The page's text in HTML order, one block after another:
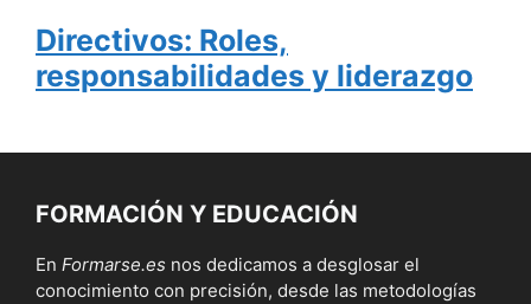
Directivos: Roles,
responsabilidades y liderazgo
FORMACIÓN Y EDUCACIÓN
En Formarse.es nos dedicamos a desglosar el
conocimiento con precisión, desde las metodologías